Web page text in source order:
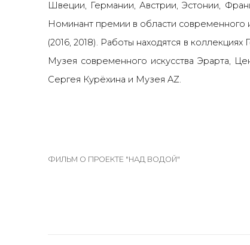
Швеции, Германии, Австрии, Эстонии,
Номинант премии в области современного
(2016, 2018). Работы находятся в коллекциях
Музея современного искусства Эрарта,
Сергея Курёхина и Музея AZ.
ФИЛЬМ О ПРОЕКТЕ "НАД ВОДОЙ"